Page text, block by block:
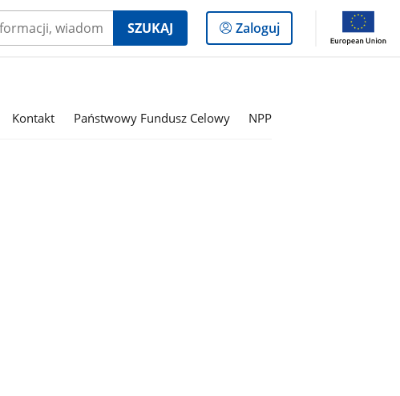
SZUKAJ
Logowanie
do
Zaloguj
Kontakt Państwowy Fundusz Celowy NPP